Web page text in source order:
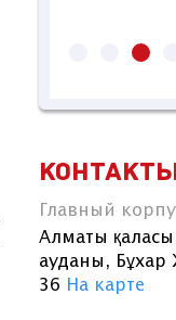
Главный
Алматы
ауданы, Бұхар
36 На карте